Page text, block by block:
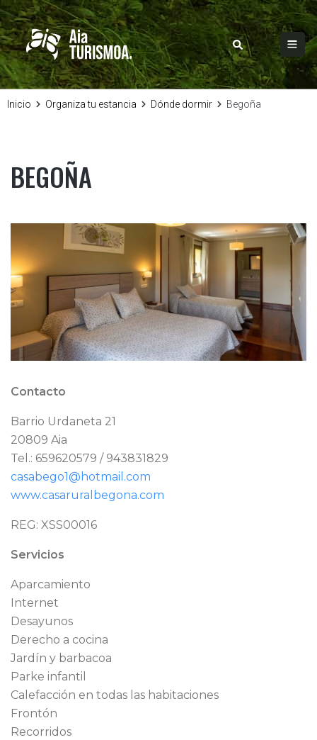
Inicio Organiza tu estancia Dónde dormir Begoña
BEGOÑA
Contacto
Barrio Urdaneta 21
20809 Aia
Tel.: 659620579 / 943831829
casabego1@hotmail.com
www.casaruralbegona.com
REG: XSS00016
Servicios
Aparcamiento
Internet
Desayunos
Derecho a cocina
Jardín y barbacoa
Parke infantil
Calefacción en todas las habitaciones
Frontón
Recorridos